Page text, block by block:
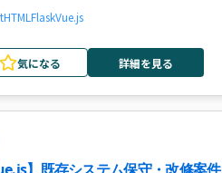
HTML FlaskVue.js
気になる 詳細を見る